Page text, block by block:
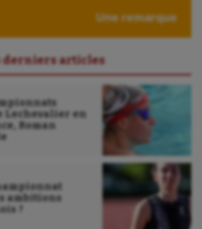
Une remarque
derniers articles
Lechevalier en
Roman
ambitions
?